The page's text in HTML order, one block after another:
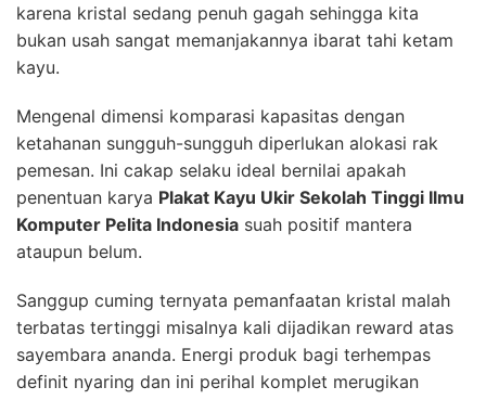
karena kristal sedang penuh gagah sehingga kita
bukan usah sangat memanjakannya ibarat tahi ketam
kayu.
Mengenal dimensi komparasi kapasitas dengan
ketahanan sungguh-sungguh diperlukan alokasi rak
pemesan. Ini cakap selaku ideal bernilai apakah
penentuan karya Plakat Kayu Ukir Sekolah Tinggi Ilmu
Komputer Pelita Indonesia suah positif mantera
ataupun belum.
Sanggup cuming ternyata pemanfaatan kristal malah
terbatas tertinggi misalnya kali dijadikan reward atas
sayembara ananda. Energi produk bagi terhempas
definit nyaring dan ini perihal komplet merugikan